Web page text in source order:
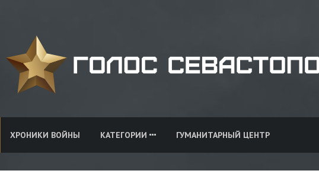
ХРОНИКИ ВОЙНЫ КАТЕГОРИИ ГУМАНИТАРНЫЙ ЦЕНТР